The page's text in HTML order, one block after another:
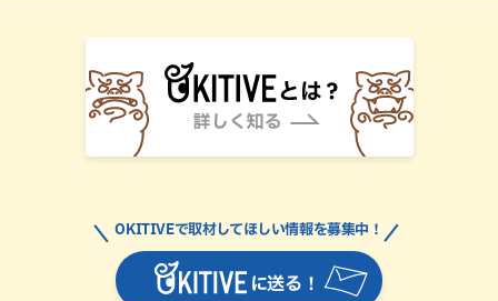
に送る！
OKITIVEで取材してほしい情報を募集中！